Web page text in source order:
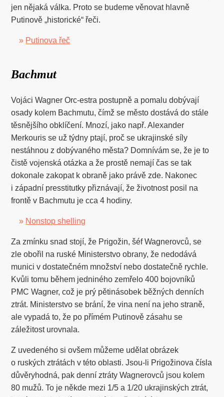
jen nějaká válka. Proto se budeme věnovat hlavně
Putinově „historické“ řeči.
» Putinova řeč
Bachmut
Vojáci Wagner Orc-estra postupně a pomalu dobývají
osady kolem Bachmutu, čímž se město dostává do stále
těsnějšího obklíčení. Mnozí, jako např. Alexander
Merkouris se už týdny ptají, proč se ukrajinské síly
nestáhnou z dobývaného města? Domnívám se, že je to
čistě vojenská otázka a že prostě nemají čas se tak
dokonale zakopat k obraně jako právě zde. Nakonec
i západní presstitutky přiznávají, že životnost posil na
frontě v Bachmutu je cca 4 hodiny.
» Nonstop shelling
Za zmínku snad stojí, že Prigožin, šéf Wagnerovců, se
zle obořil na ruské Ministerstvo obrany, že nedodává
munici v dostatečném množství nebo dostatečně rychle.
Kvůli tomu během jedniného zemřelo 400 bojovníků
PMC Wagner, což je prý pětinásobek běžných denních
ztrát. Ministerstvo se brání, že vina není na jeho straně,
ale vypadá to, že po přímém Putinově zásahu se
záležitost urovnala.
Z uvedeného si ovšem můžeme udělat obrázek
o ruských ztrátách v této oblasti. Jsou-li Prigožinova čísla
důvěryhodná, pak denní ztráty Wagnerovců jsou kolem
80 mužů. To je někde mezi 1/5 a 1/20 ukrajinských ztrát,